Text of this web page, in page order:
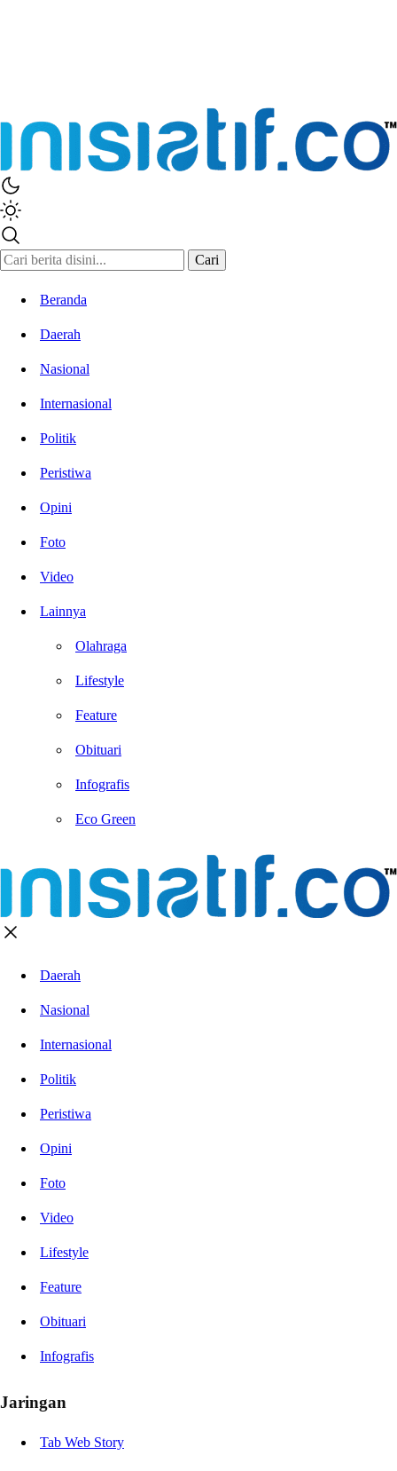
Inisiatif.co
Stay Connected Stay Informed
Cari
Beranda
Daerah
Nasional
Internasional
Politik
Peristiwa
Opini
Foto
Video
Lainnya
Olahraga
Lifestyle
Feature
Obituari
Infografis
Eco Green
Daerah
Nasional
Internasional
Politik
Peristiwa
Opini
Foto
Video
Lifestyle
Feature
Obituari
Infografis
Jaringan
Tab Web Story